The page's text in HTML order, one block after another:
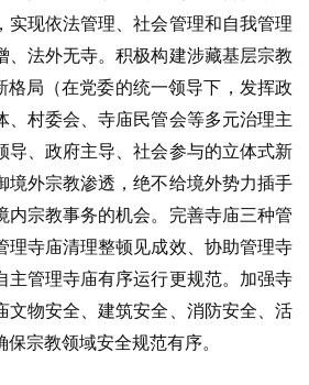
实现依法管理、社会管理和自我管理
、法外无寺。积极构建涉藏基层宗教
格局（在党委的统一领导下，发挥政
、村委会、寺庙民管会等多元治理主
导、政府主导、社会参与的立体式新
境外宗教渗透，绝不给境外势力插手
内宗教事务的机会。完善寺庙三种管
理寺庙清理整顿见成效、协助管理寺
主管理寺庙有序运行更规范。加强寺
文物安全、建筑安全、消防安全、活
宗教领域安全规范有序。